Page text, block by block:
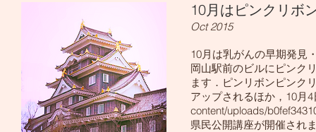
10月はピンクリボ
Oct 2015
10月は乳がんの早期発見
岡山駅前のビルにピンク
ます．ピンリボンピンク
アップされるほか，10月
content/uploads/
県民公開講座が開催され